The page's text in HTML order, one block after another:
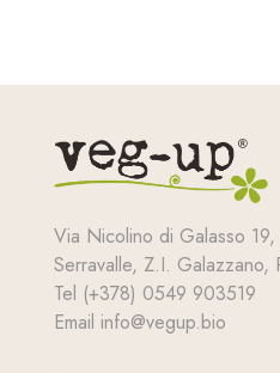
Via Nicolino di Galasso
Serravalle, Z.I. Galazzano,
Tel (+378) 0549 903519
Email info@vegup.bio